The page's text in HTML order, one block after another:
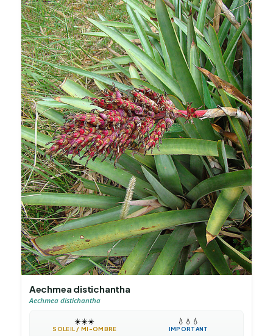
Aechmea distichantha
Aechmea distichantha
☀️☀️☀️
SOLEIL / MI-OMBRE
💧 💧 💧
IMPORTANT